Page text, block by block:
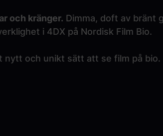
och kränger. Dimma, doft av bränt
i 4DX på Nordisk Film Bio.
och unikt sätt att se film på